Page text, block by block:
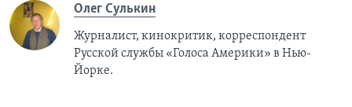
Олег Сулькин
Журналист, кинокритик, корреспондент
Русской службы «Голоса Америки» в Нью-
Йорке.